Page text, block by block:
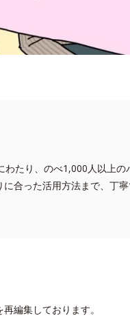
たり、のべ1,000人以上の
合った活用方法まで、丁
編集しております。